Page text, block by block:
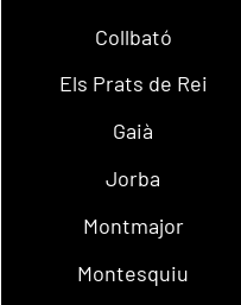
Collbató
Els Prats de Rei
Gaià
Jorba
Montmajor
Montesquiu